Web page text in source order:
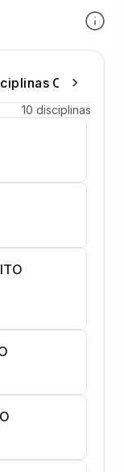
Optativas
10 disciplinas